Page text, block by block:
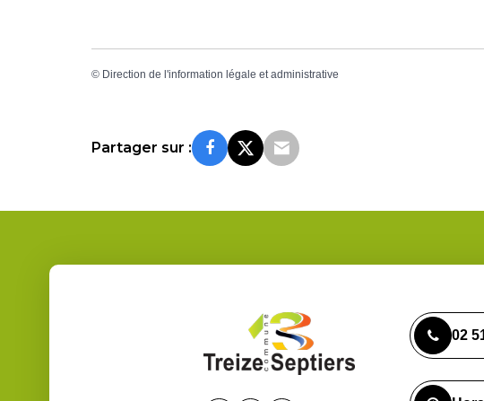
© Direction de l'information légale et administrative
Partager sur :
02